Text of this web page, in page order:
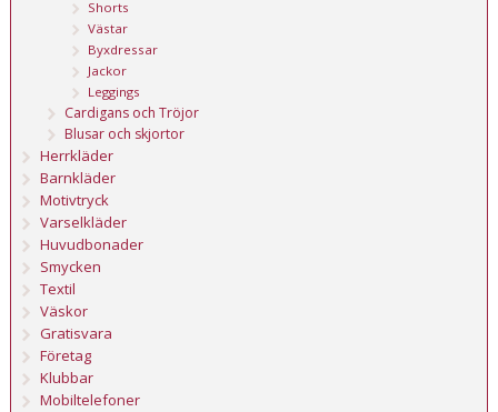
Shorts
Västar
Byxdressar
Jackor
Leggings
Cardigans och Tröjor
Blusar och skjortor
Herrkläder
Barnkläder
Motivtryck
Varselkläder
Huvudbonader
Smycken
Textil
Väskor
Gratisvara
Företag
Klubbar
Mobiltelefoner